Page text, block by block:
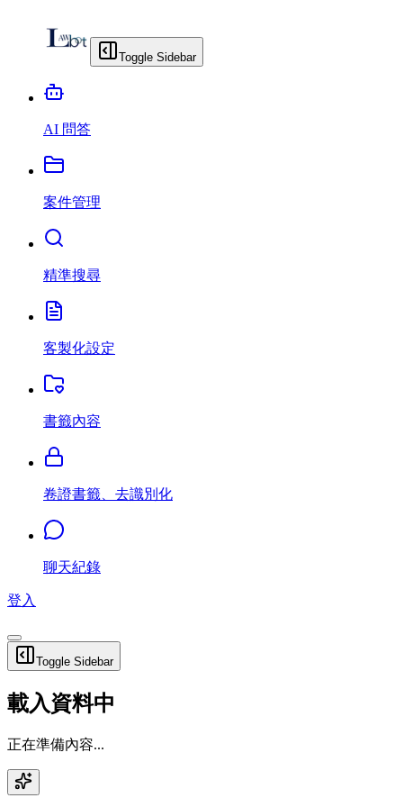
Toggle Sidebar
AI 問答
案件管理
精準搜尋
客製化設定
書籤內容
卷證書籤、去識別化
聊天紀錄
登入
Toggle Sidebar
載入資料中
正在準備內容...